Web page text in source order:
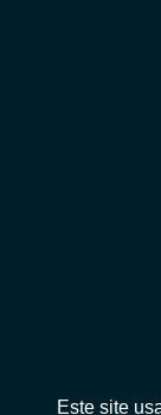
Este site